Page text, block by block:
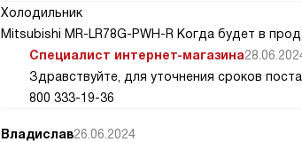
Холодильник
Mitsubishi MR-LR78G-PWH-R Когда будет в
Специалист интернет-магазина
Здравствуйте, для уточнения сроков
800 333-19-36
Владислав26.06.2024